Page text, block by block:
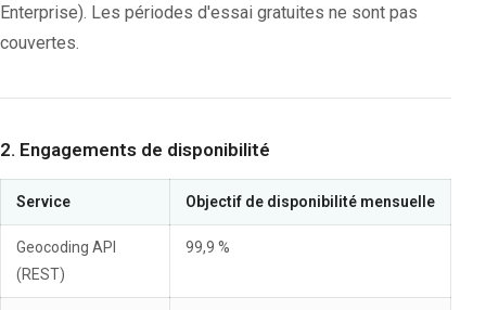
Enterprise). Les périodes d'essai gratuites ne sont pas
couvertes.
2. Engagements de disponibilité
Service Objectif de disponibilité mensuelle
Geocoding API
(REST)
99,9 %